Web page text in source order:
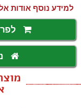
למידע נוסף אודות